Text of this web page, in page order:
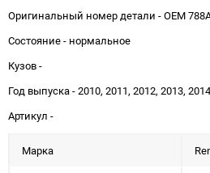
Оригинальный номер детали - OEM
Состояние - нормальное
Кузов -
Год выпуска - 2010, 2011, 2012, 2013,
Артикул -
Марка